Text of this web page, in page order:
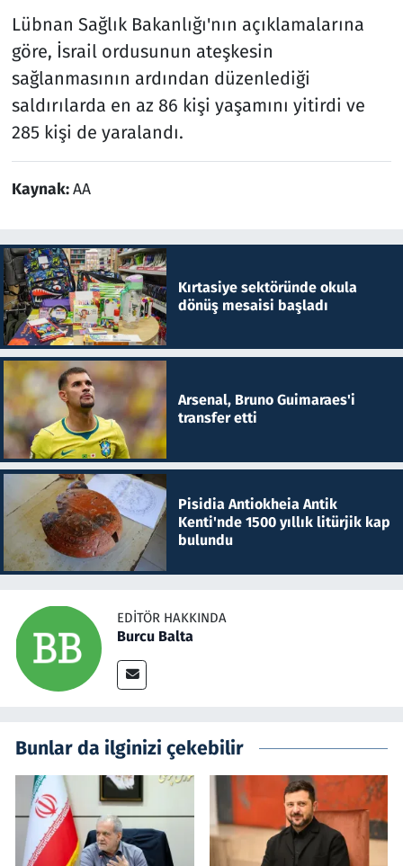
Lübnan Sağlık Bakanlığı'nın açıklamalarına
göre, İsrail ordusunun ateşkesin
sağlanmasının ardından düzenlediği
saldırılarda en az 86 kişi yaşamını yitirdi ve
285 kişi de yaralandı.
Kaynak:AA
Kırtasiye sektöründe okula
dönüş mesaisi başladı
Arsenal, Bruno Guimaraes'i
transfer etti
Pisidia Antiokheia Antik
Kenti'nde 1500 yıllık litürjik kap
bulundu
EDITÖR HAKKINDA
Burcu Balta
Bunlar da ilginizi çekebilir